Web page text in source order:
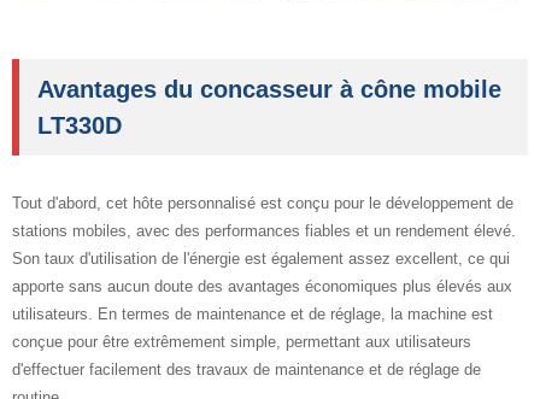
Avantages du concasseur à cône mobile
LT330D
Tout d'abord, cet hôte personnalisé est conçu pour le développement de
stations mobiles, avec des performances fiables et un rendement élevé.
Son taux d'utilisation de l'énergie est également assez excellent, ce qui
apporte sans aucun doute des avantages économiques plus élevés aux
utilisateurs. En termes de maintenance et de réglage, la machine est
conçue pour être extrêmement simple, permettant aux utilisateurs
d'effectuer facilement des travaux de maintenance et de réglage de